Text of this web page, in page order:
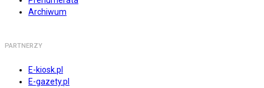
Archiwum
PARTNERZY
E-kiosk.pl
E-gazety.pl